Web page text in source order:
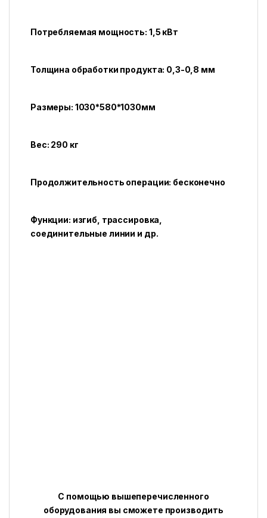
Потребляемая мощность: 1,5 кВт
Толщина обработки продукта: 0,3-0,8 мм
Размеры: 1030*580*1030мм
Вес: 290 кг
Продолжительность операции: бесконечно
Функции: изгиб, трассировка,
соединительные линии и др.
С помощью вышеперечисленного
оборудования вы сможете производить